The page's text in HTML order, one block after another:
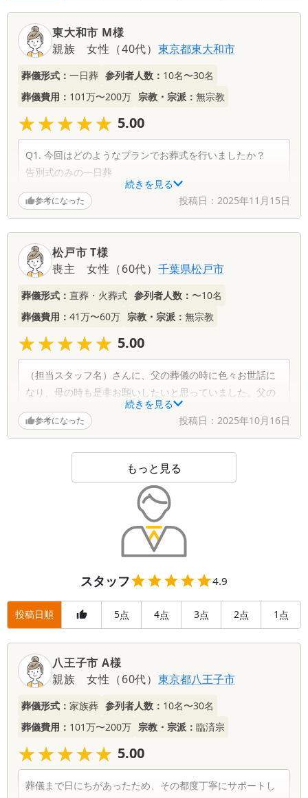
続きを見る
東大和市 M様
親族
女性 （40代）東京都東大和市
葬儀形式： 一日葬 参列者人数： 10名〜30名
葬儀費用： 101万〜200万 宗教・宗派： 無宗教
★★★★★
★★★★★ 5.00
Q1. 今回はどのようなプランでお葬式を行いましたか？
告別式のみの一日葬
Q2. 差し支えなければ、今回のプランをお選びいただいた
理由をお聞かせください
たいと思っていたので
Q3. サービスについて、印象に残ったところがございまし
たら教えてください
エレベーターの前などに式場の方がいてくれたので、わか
らないことなどすぐに聞けてよかったです
参考になった 投稿日： 2025年11月15日
続きを見る
松戸市 T様
喪主
女性 （60代）千葉県松戸市
葬儀形式： 直葬・火葬式 参列者人数： 〜10名
葬儀費用： 41万〜60万 宗教・宗派： 無宗教
★★★★★
★★★★★ 5.00
（担当スタッフ名）さんに、父の葬儀の時に色々お世話に
なり、母の時も是非お願いしたいと思っていました。父の
時から6年経ちましたが、相変わらず（担当スタッフ名）さ
んの、対応の良さ、素早い行動、私達の要望に寄り添って
ラストメイクも素敵に仕上げていただき、参列した者全員
が、とても良い葬儀と言っていました。家族も皆大満足で
本当にいろいろありがとうございました。
参考になった 投稿日： 2025年10月16日
もっと見る
スタッフ 4.9
投稿日順 5点 4点 3点 2点 1 点
八王子市 A様
親族
女性 （60代）東京都八王子市
葬儀形式： 家族葬 参列者人数： 10名〜30名
葬儀費用： 101万〜200万 宗教・宗派： 臨済宗
★★★★★
★★★★★ 5.00
葬儀まで日にちがあったため、その都度丁寧にサポートし